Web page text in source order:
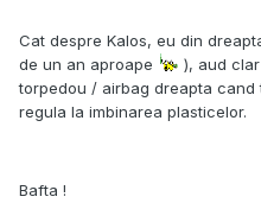
Cat despre Kalos, eu din
de un an aproape
), aud
torpedou / airbag dreapta
regula la imbinarea plasticelor.
Bafta !